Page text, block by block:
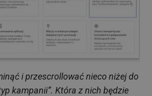
i przescrollować nieco niżej do
kampanii”. Która z nich będzie